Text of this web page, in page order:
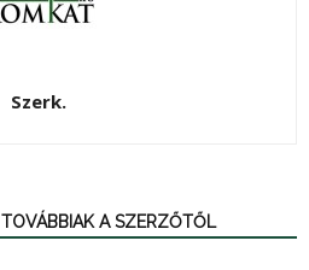
Szerk.
TOVÁBBIAK A SZERZŐTŐL